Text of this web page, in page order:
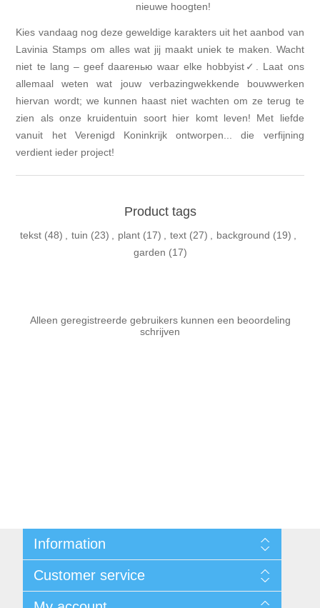
nieuwe hoogten!
Kies vandaag nog deze geweldige karakters uit het aanbod van
Lavinia Stamps om alles wat jij maakt uniek te maken. Wacht
niet te lang – geef daarенью waar elke hobbyist✓. Laat ons
allemaal weten wat jouw verbazingwekkende bouwwerken
hiervan wordt; we kunnen haast niet wachten om ze terug te
zien als onze kruidentuin soort hier komt leven! Met liefde
vanuit het Verenigd Koninkrijk ontworpen... die verfijning
verdient ieder project!
Product tags
tekst (48) , tuin (23) , plant (17) , text (27) , background (19) ,
garden (17)
Alleen geregistreerde gebruikers kunnen een beoordeling
schrijven
Information
Voorwaarden
Over Josephiena
Customer service